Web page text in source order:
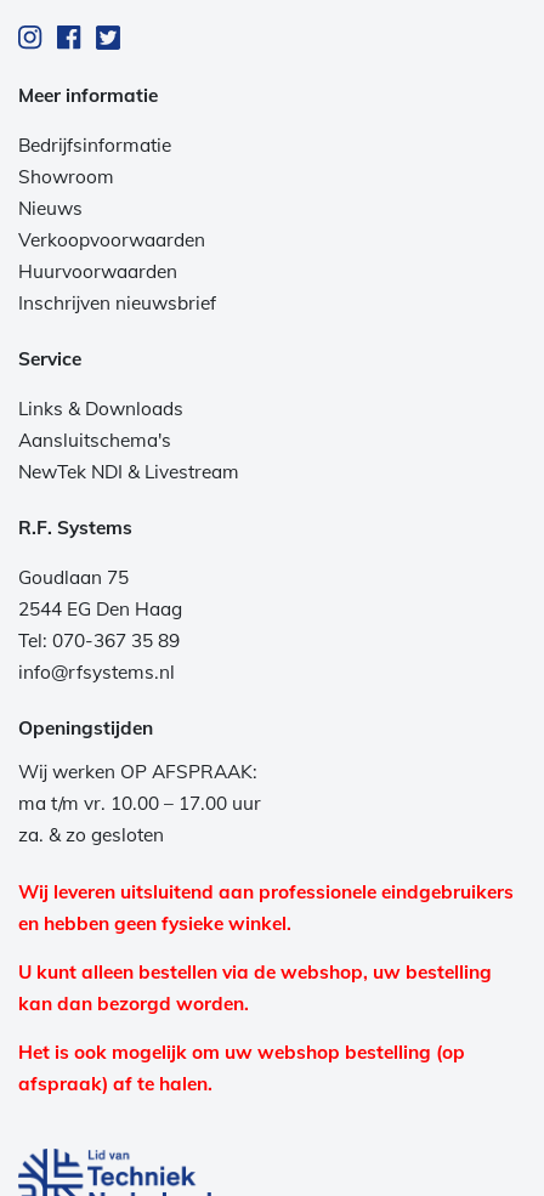
Meer informatie
Bedrijfsinformatie
Showroom
Nieuws
Verkoopvoorwaarden
Huurvoorwaarden
Inschrijven nieuwsbrief
Service
Links & Downloads
Aansluitschema's
NewTek NDI & Livestream
R.F. Systems
Goudlaan 75
2544 EG Den Haag
Tel: 070-367 35 89
info@rfsystems.nl
Openingstijden
Wij werken OP AFSPRAAK:
ma t/m vr. 10.00 – 17.00 uur
za. & zo gesloten
Wij leveren uitsluitend aan professionele eindgebruikers
en hebben geen fysieke winkel.
U kunt alleen bestellen via de webshop, uw bestelling
kan dan bezorgd worden.
Het is ook mogelijk om uw webshop bestelling (op
afspraak) af te halen.